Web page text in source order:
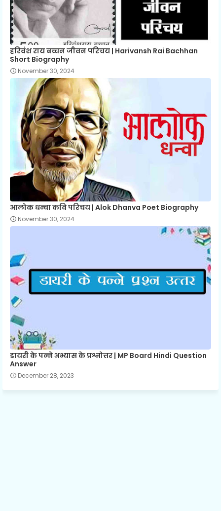
हरिवंश राय बच्चन जीवन परिचय | Harivansh Rai Bachhan
Short Biography
November 30, 2024
आलोक धन्वा कवि परिचय | Alok Dhanva Poet Biography
November 30, 2024
डायरी के पन्ने अभ्यास के प्रश्नोत्तर | MP Board Hindi Question
Answer
December 28, 2023